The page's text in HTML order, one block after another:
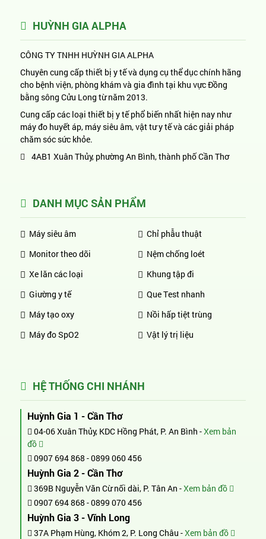
HUỲNH GIA ALPHA
CÔNG TY TNHH HUỲNH GIA ALPHA
Chuyên cung cấp thiết bị y tế và dụng cụ thể dục chính hãng
cho bệnh viện, phòng khám và gia đình tại khu vực Đồng
bằng sông Cửu Long từ năm 2013.
Cung cấp các loại thiết bị y tế phổ biến nhất hiện nay như
máy đo huyết áp, máy siêu âm, vật tư y tế và các giải pháp
chăm sóc sức khỏe.
4AB1 Xuân Thủy, phường An Bình, thành phố Cần Thơ
DANH MỤC SẢN PHẨM
Máy siêu âm
Monitor theo dõi
Xe lăn các loại
Giường y tế
Máy tạo oxy
Máy đo SpO2
Chỉ phẫu thuật
Nệm chống loét
Khung tập đi
Que Test nhanh
Nồi hấp tiệt trùng
Vật lý trị liệu
HỆ THỐNG CHI NHÁNH
Huỳnh Gia 1 - Cần Thơ
04-06 Xuân Thủy, KDC Hồng Phát, P. An Bình -Xem bản
đồ
0907 694 868 -0899 060 456
Huỳnh Gia 2 - Cần Thơ
369B Nguyễn Văn Cừ nối dài, P. Tân An -Xem bản đồ
0907 694 868 -0899 070 456
Huỳnh Gia 3 - Vĩnh Long
37A Phạm Hùng, Khóm 2, P. Long Châu -Xem bản đồ